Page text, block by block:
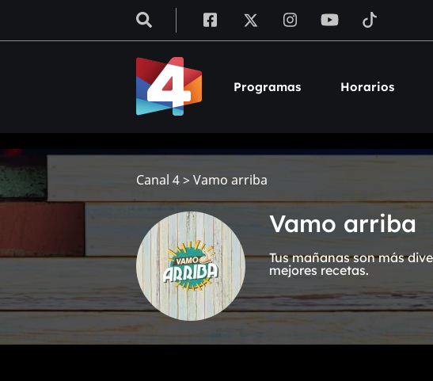
Programas Horarios
Canal 4> Vamo arriba
Vamo arriba
Tus mañanas son más
mejores recetas.